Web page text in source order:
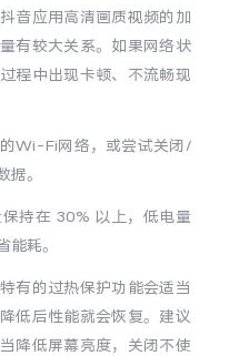
S60 元气版
S50
iQOO 15T
vivo Pad6 Pro
音应用高清画质视频的加
有较大关系。如果网络状
程中出现卡顿、不流畅现
Wi-Fi网络，或尝试关闭/
据。
持在 30% 以上，低电量
能耗。
有的过热保护功能会适当
低后性能就会恢复。建议
降低屏幕亮度，关闭不使